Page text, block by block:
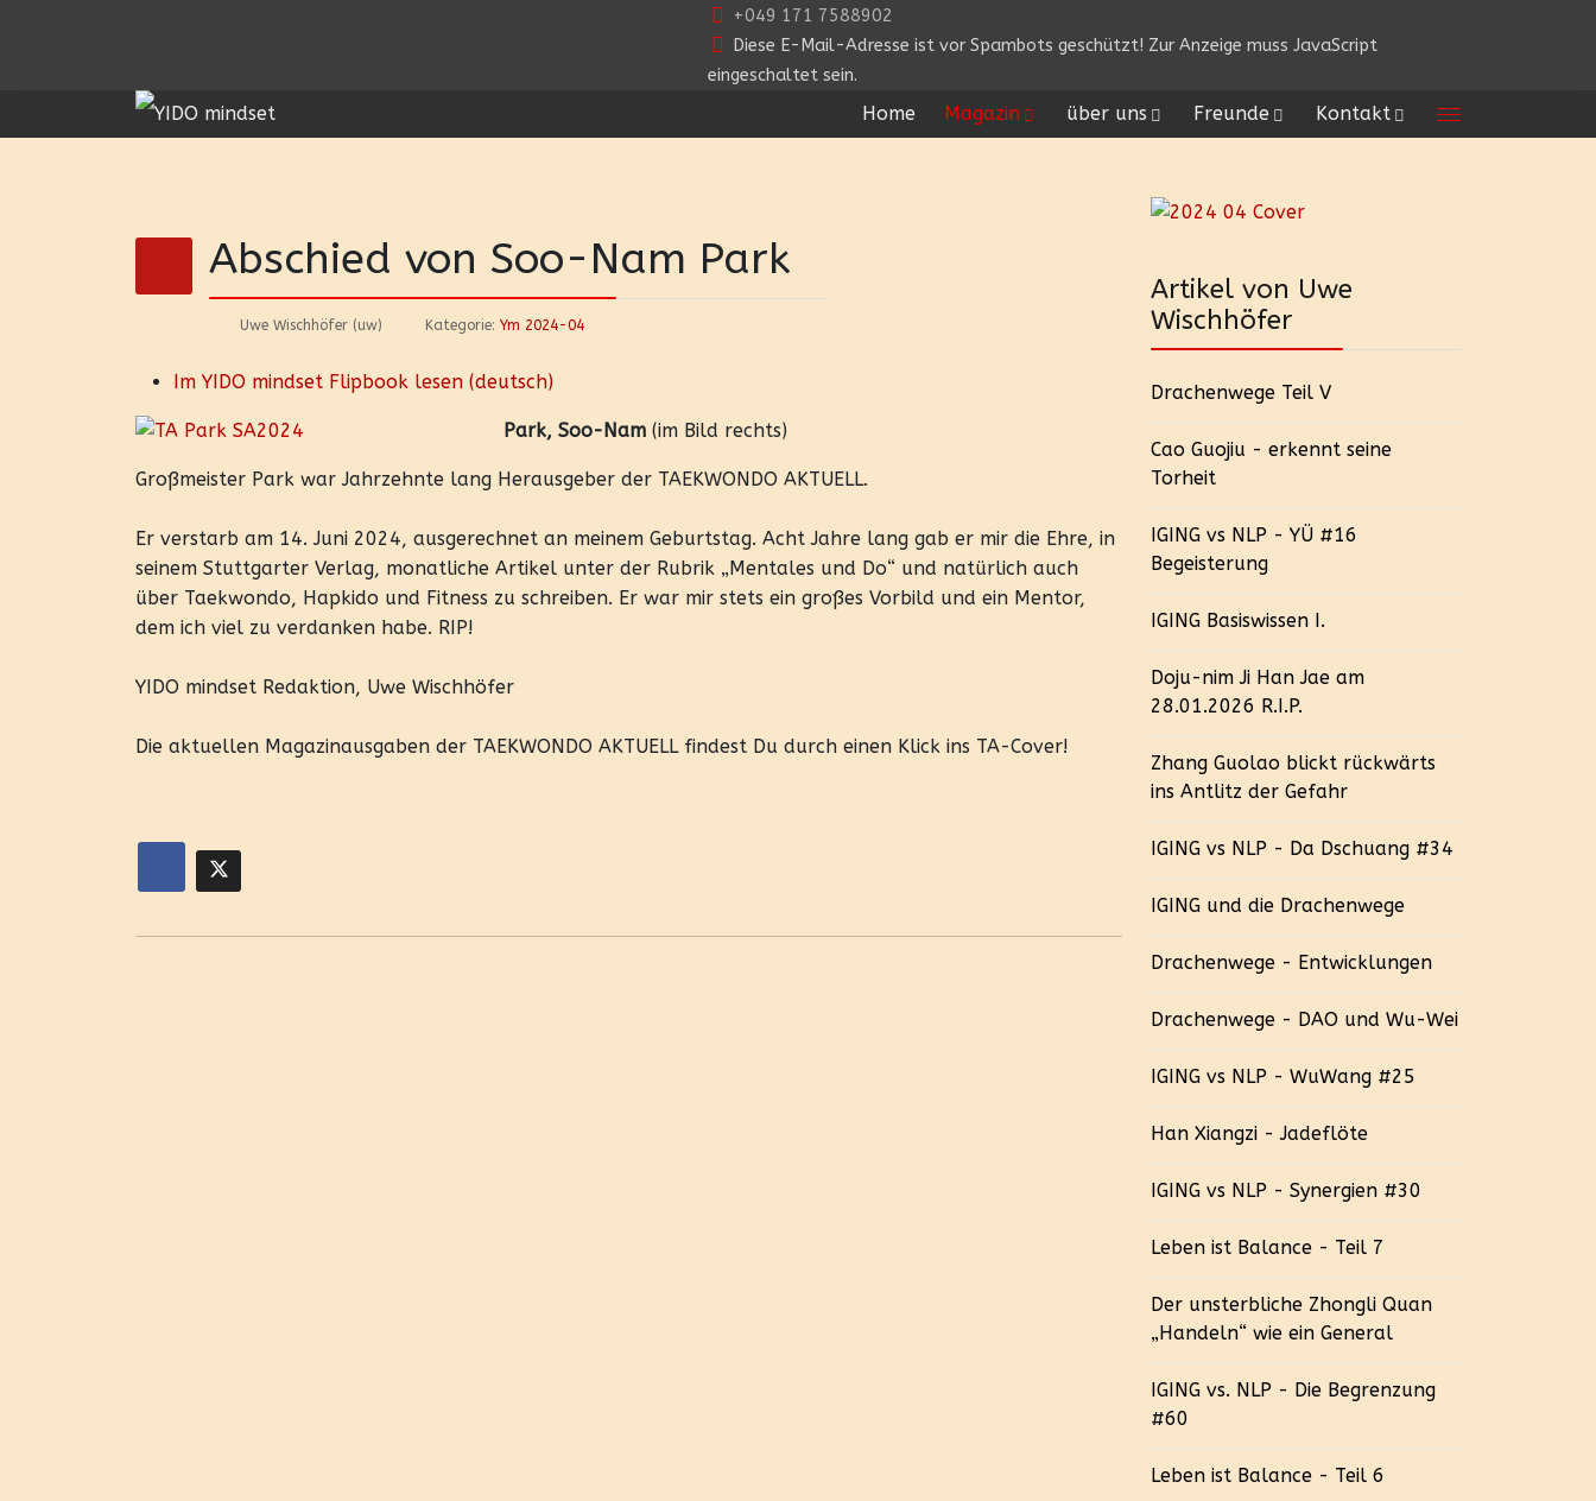
+049 171 7588902
Diese E-Mail-Adresse ist vor Spambots geschützt! Zur Anzeige muss JavaScript
eingeschaltet sein.
Home Magazin über uns Freunde Kontakt
Abschied von Soo-Nam Park
Uwe Wischhöfer (uw) Kategorie: Ym 2024-04
Im YIDO mindset Flipbook lesen (deutsch)
Park, Soo-Nam (im Bild rechts)
Großmeister Park war Jahrzehnte lang Herausgeber der TAEKWONDO AKTUELL.
Er verstarb am 14. Juni 2024, ausgerechnet an meinem Geburtstag. Acht Jahre lang gab er mir die Ehre, in
seinem Stuttgarter Verlag, monatliche Artikel unter der Rubrik „Mentales und Do“ und natürlich auch
über Taekwondo, Hapkido und Fitness zu schreiben. Er war mir stets ein großes Vorbild und ein Mentor,
dem ich viel zu verdanken habe. RIP!
YIDO mindset Redaktion, Uwe Wischhöfer
Die aktuellen Magazinausgaben der TAEKWONDO AKTUELL findest Du durch einen Klick ins TA-Cover!
Artikel von Uwe
Wischhöfer
Drachenwege Teil V
Cao Guojiu - erkennt seine
Torheit
IGING vs NLP - YÜ #16
Begeisterung
IGING Basiswissen I.
Doju-nim Ji Han Jae am
28.01.2026 R.I.P.
Zhang Guolao blickt rückwärts
ins Antlitz der Gefahr
IGING vs NLP - Da Dschuang #34
IGING und die Drachenwege
Drachenwege - Entwicklungen
Drachenwege - DAO und Wu-Wei
IGING vs NLP - WuWang #25
Han Xiangzi - Jadeflöte
IGING vs NLP - Synergien #30
Leben ist Balance - Teil 7
Der unsterbliche Zhongli Quan
„Handeln“ wie ein General
IGING vs. NLP - Die Begrenzung
#60
Leben ist Balance - Teil 6